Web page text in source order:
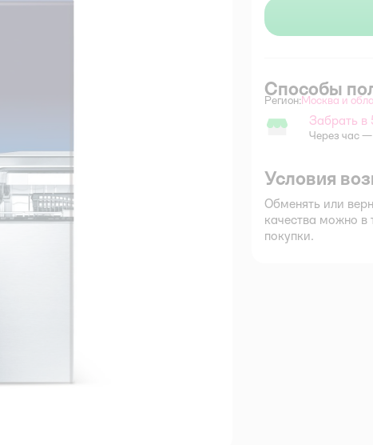
Способы
Регион:Москва и
Забрать в магазине
Забрать в
Через час —
Условия
Обменять или
качества можно в
покупки.